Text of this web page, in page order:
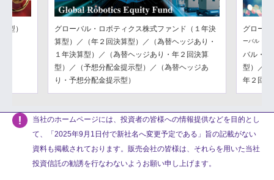
型）
グローバル・ロボティクス株式ファンド（１年決
算型）／（年２回決算型）／（為替ヘッジあり・
１年決算型）／（為替ヘッジあり・年２回決算
型）／（予想分配金提示型）／（為替ヘッジあ
り・予想分配金提示型）
グロー
ーバル・フ
バル・フ
型）／（
年２回決
当社のホームページには、投資者の皆様への情報提供などを目的とし
て、「2025年9月1日付で新社名へ変更予定である」旨の記載がない
資料も掲載されております。販売会社の皆様は、それらを用いた当社
投資信託の勧誘を行なわないようお願い申し上げます。